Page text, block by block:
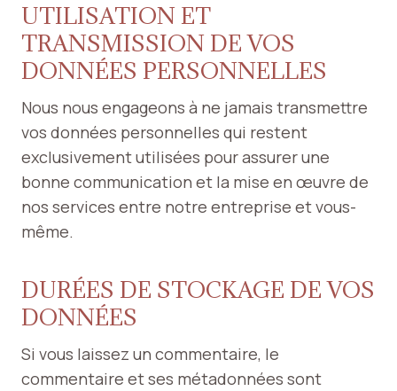
UTILISATION ET
TRANSMISSION DE VOS
DONNÉES PERSONNELLES
Nous nous engageons à ne jamais transmettre
vos données personnelles qui restent
exclusivement utilisées pour assurer une
bonne communication et la mise en œuvre de
nos services entre notre entreprise et vous-
même.
DURÉES DE STOCKAGE DE VOS
DONNÉES
Si vous laissez un commentaire, le
commentaire et ses métadonnées sont